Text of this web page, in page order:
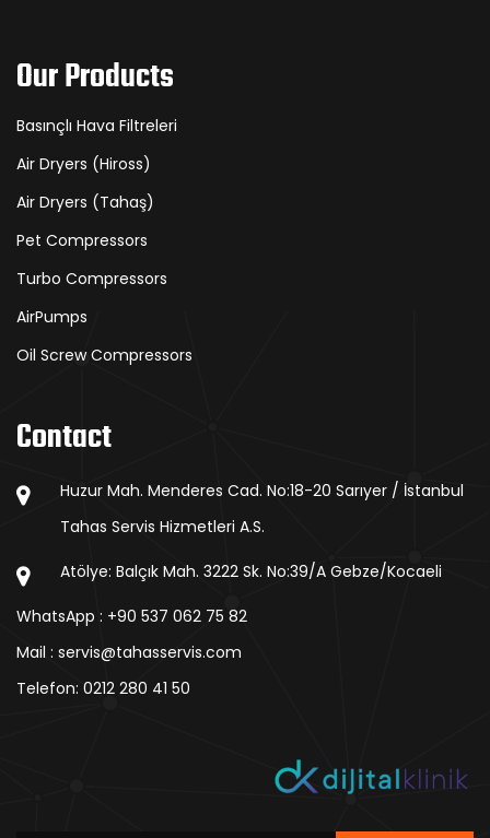
Our Products
Basınçlı Hava Filtreleri
Air Dryers (Hiross)
Air Dryers (Tahaş)
Pet Compressors
Turbo Compressors
AirPumps
Oil Screw Compressors
Contact
Huzur Mah. Menderes Cad. No:18-20 Sarıyer / İstanbul
Tahas Servis Hizmetleri A.S.
Atölye: Balçık Mah. 3222 Sk. No:39/A Gebze/Kocaeli
WhatsApp : +90 537 062 75 82
Mail : servis@tahasservis.com
Telefon: 0212 280 41 50